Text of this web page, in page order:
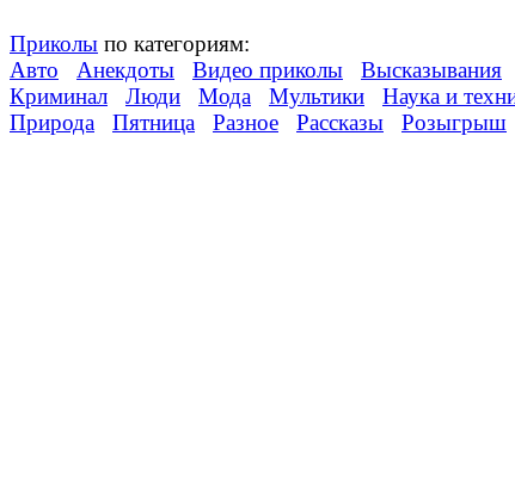
Приколы по категориям:
Авто
Анекдоты Видео приколы Высказывания
Криминал
Люди Мода Мультики Наука и
Природа
Пятница Разное Рассказы Розыгрыш